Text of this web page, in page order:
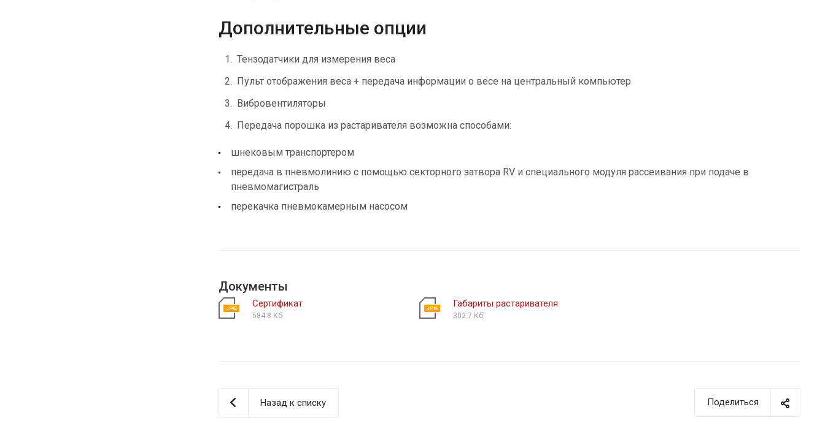
Дополнительные опции
Тензодатчики для измерения веса
Пульт отображения веса + передача информации о весе на центральный компьютер
Вибровентиляторы
Передача порошка из растаривателя возможна способами:
шнековым транспортером
передача в пневмолинию с помощью секторного затвора RV и специального модуля рассеивания при подаче в
пневмомагистраль
перекачка пневмокамерным насосом
Документы
Сертификат
584.8 Кб
Габариты растаривателя
302.7 Кб
Поделиться
Назад к списку